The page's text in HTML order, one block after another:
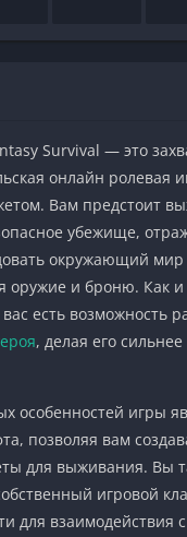
Survival — это
онлайн ролевая
Вам предстоит
убежище,
окружающий мир
оружие и броню. Как и
есть возможность
, делая его
особенностей игры
позволяя вам
для выживания. Вы
игровой
для взаимодействия